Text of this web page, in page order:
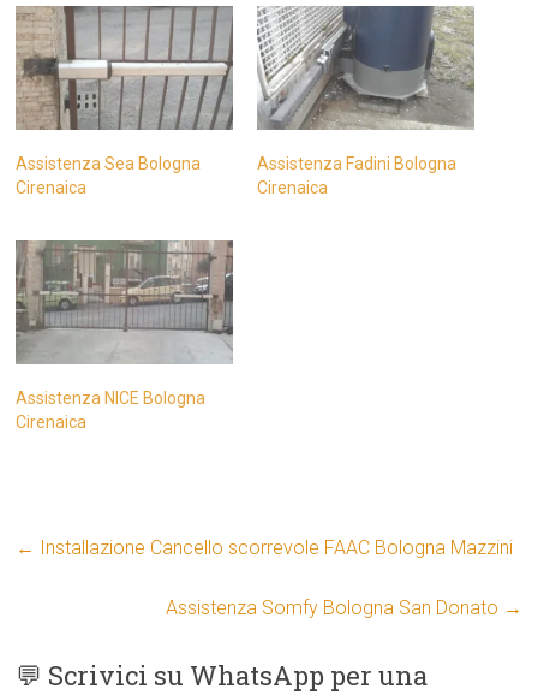
Assistenza Sea Bologna
Cirenaica
Assistenza Fadini Bologna
Cirenaica
Assistenza NICE Bologna
Cirenaica
← Installazione Cancello scorrevole FAAC Bologna Mazzini
Assistenza Somfy Bologna San Donato →
💬 Scrivici su WhatsApp per una